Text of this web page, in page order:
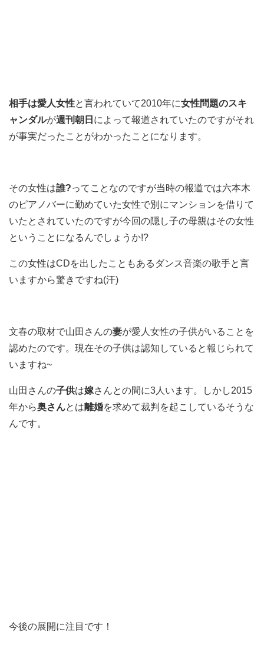
相手は愛人女性と言われていて2010年に女性問題のスキ
ャンダルが週刊朝日 によって報道されていたのですがそれ
が事実だったことがわかったことになります。
その女性は誰?ってことなのですが当時の報道では六本木
のピアノバーに勤めていた女性で別にマンションを借りて
いたとされていたのですが今回の隠し子の母親はその女性
ということになるんでしょうか!?
この女性はCDを出したこともあるダンス音楽の歌手と言
いますから驚きですね(汗)
文春の取材で山田さんの妻が愛人女性の子供がいることを
認めたのです。現在その子供は認知していると報じられて
いますね~
山田さんの子供は嫁さんとの間に3人います。しかし2015
年から奥さんとは離婚を求めて裁判を起こしているそうな
んです。
今後の展開に注目です！